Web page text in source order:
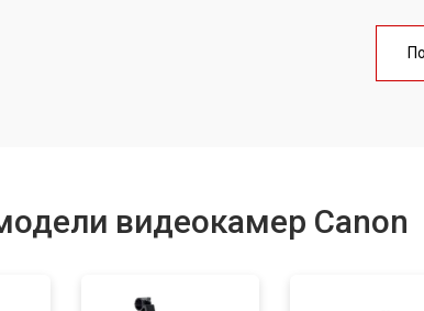
видеокамер Canon